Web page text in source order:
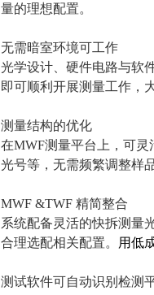
量的理想配置。
无需暗室环境可工作
光学设计、硬件电路与软
即可顺利开展测量工作，
测量结构的优化
在MWF测量平台上，可
光号等，无需频繁调整样
MWF &TWF 精简整合
系统配备灵活的快拆测量
合理选配相关配置。
用低
测试软件可自动识别检测